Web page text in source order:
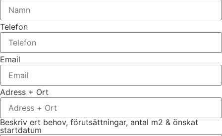
Telefon
Email
Adress + Ort
Beskriv ert behov, förutsättningar, antal m2 & önskat
startdatum